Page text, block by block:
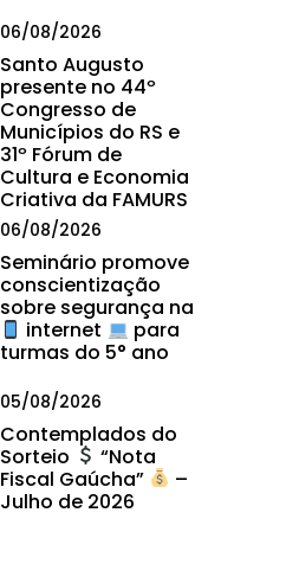
06/08/2026
Santo Augusto
presente no 44º
Congresso de
Municípios do RS e
31º Fórum de
Cultura e Economia
Criativa da FAMURS
06/08/2026
Seminário promove
conscientização
sobre segurança na
internet
para
turmas do 5° ano
05/08/2026
Contemplados do
Sorteio
“Nota
Fiscal Gaúcha”
–
Julho de 2026